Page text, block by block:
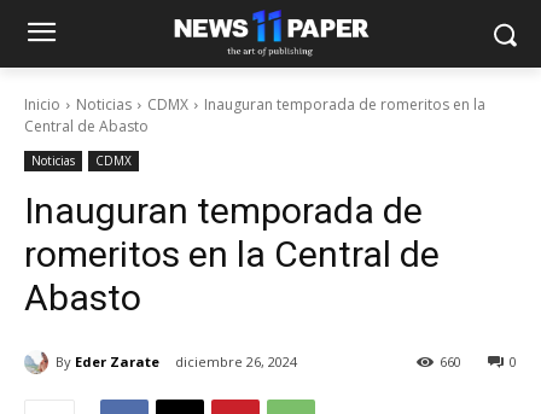
Inicio Noticias CDMX
Inauguran temporada de romeritos en la
Central de Abasto
Noticias CDMX
Inauguran temporada de
romeritos en la Central de
Abasto
By Eder Zarate diciembre 26, 2024 0
660